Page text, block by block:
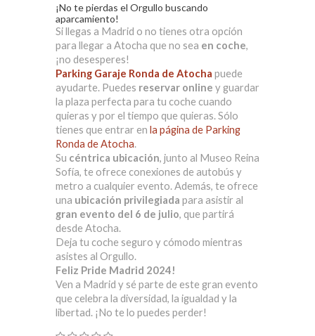
¡No te pierdas el Orgullo buscando
aparcamiento!
Si llegas a Madrid o no tienes otra opción
para llegar a Atocha que no sea en coche,
¡no desesperes!
Parking Garaje Ronda de Atocha puede
ayudarte. Puedes reservar online y guardar
la plaza perfecta para tu coche cuando
quieras y por el tiempo que quieras. Sólo
tienes que entrar en la página de Parking
Ronda de Atocha.
Su céntrica ubicación, junto al Museo Reina
Sofía, te ofrece conexiones de autobús y
metro a cualquier evento. Además, te ofrece
una ubicación privilegiada para asistir al
gran evento del 6 de julio, que partirá
desde Atocha.
Deja tu coche seguro y cómodo mientras
asistes al Orgullo.
Feliz Pride Madrid 2024!
Ven a Madrid y sé parte de este gran evento
que celebra la diversidad, la igualdad y la
libertad. ¡No te lo puedes perder!